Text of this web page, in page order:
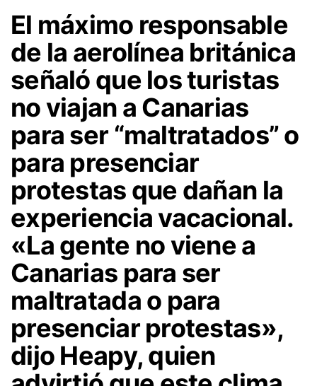
El máximo responsable
de la aerolínea británica
señaló que los turistas
no viajan a Canarias
para ser “maltratados” o
para presenciar
protestas que dañan la
experiencia vacacional.
«La gente no viene a
Canarias para ser
maltratada o para
presenciar protestas»,
dijo Heapy, quien